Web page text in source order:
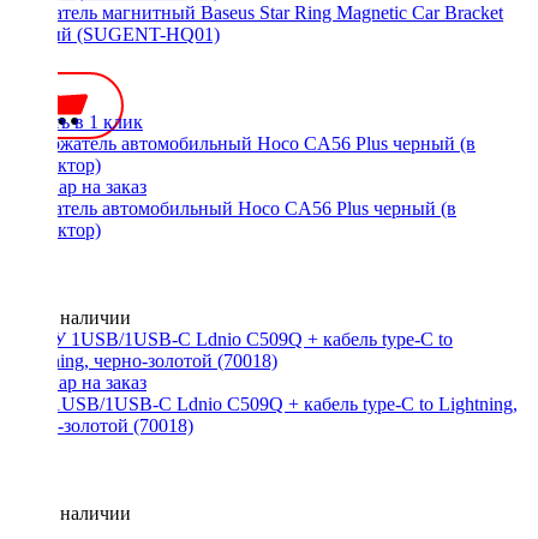
Держатель магнитный Baseus Star Ring Magnetic Car Bracket
черный (SUGENT-HQ01)
Купить в 1 клик
Держатель автомобильный Hoco CA56 Plus черный (в
дефлектор)
Нет в наличии
АЗУ 1USB/1USB-C Ldnio C509Q + кабель type-C to Lightning,
черно-золотой (70018)
Нет в наличии